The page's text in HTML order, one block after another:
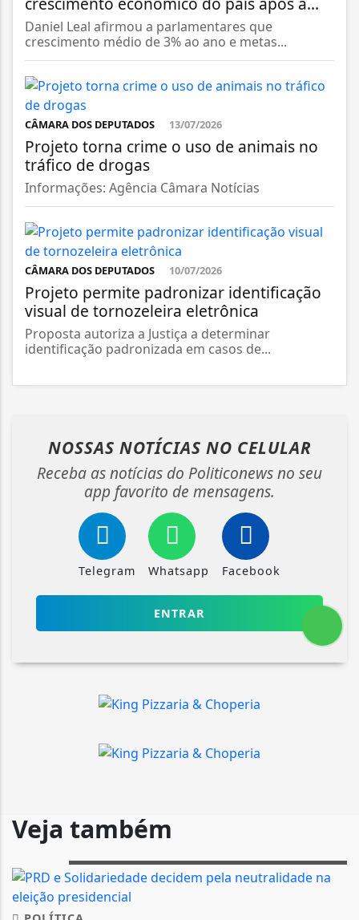
Daniel Leal afirmou a parlamentares que
crescimento médio de 3% ao ano e metas...
CÂMARA DOS DEPUTADOS 13/07/2026
Projeto torna crime o uso de animais no
tráfico de drogas
Informações: Agência Câmara Notícias
CÂMARA DOS DEPUTADOS 10/07/2026
Projeto permite padronizar identificação
visual de tornozeleira eletrônica
Proposta autoriza a Justiça a determinar
identificação padronizada em casos de...
NOSSAS NOTÍCIAS NO CELULAR
Receba as notícias do Politiconews no seu
app favorito de mensagens.
Telegram Whatsapp Facebook
ENTRAR
Veja também